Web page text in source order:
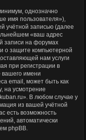
однозначно
имя пользователя»),
учётной записью (далее
«ваш адрес
записи на форумах
о защите компьютерной
нам услуги
при регистрации в
вашего имени
email, может быть как
на усмотрение
В любом случае у
из вашей учётной
есть возможность
автоматически
phpBB.